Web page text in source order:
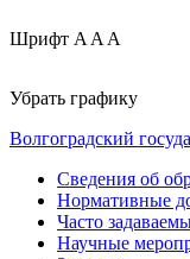
Шрифт A A A
Убрать графику
Волгоградский
Сведения об
Нормативные
Часто
Научные